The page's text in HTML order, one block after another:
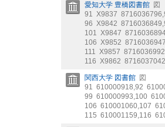
愛知大学 豊橋図書館 図
91 X9837 8716036796,
96 X9842 8716036849,
101 X9847
106 X9852 8716036947
111 X9857 8716036992
116 X9862 8716037042
関西大学 図書館 図
91 610000918,92
99 610000993,100
106 610001060,107
115 610001159,116